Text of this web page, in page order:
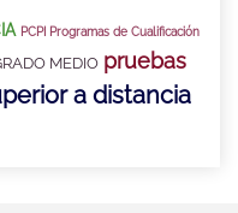
PCPI Programas de Cualificación
MEDIO pruebas
a distancia